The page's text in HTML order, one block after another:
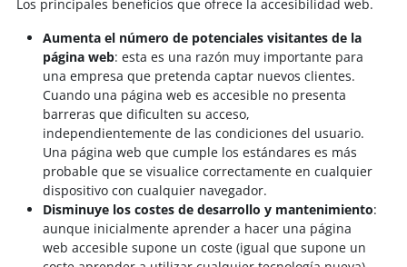
Los principales beneficios que ofrece la accesibilidad web.
Aumenta el número de potenciales visitantes de la
página web: esta es una razón muy importante para
una empresa que pretenda captar nuevos clientes.
Cuando una página web es accesible no presenta
barreras que dificulten su acceso,
independientemente de las condiciones del usuario.
Una página web que cumple los estándares es más
probable que se visualice correctamente en cualquier
dispositivo con cualquier navegador.
Disminuye los costes de desarrollo y mantenimiento:
aunque inicialmente aprender a hacer una página
web accesible supone un coste (igual que supone un